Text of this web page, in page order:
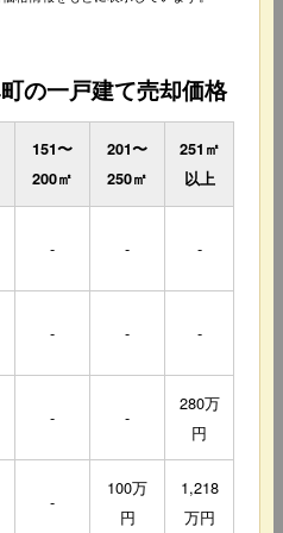
の一戸建て売却価格
151〜
200㎡
201〜
250㎡
251㎡
以上
- - -
- - -
- -
280万
円
-
100万
円
1,218
万円